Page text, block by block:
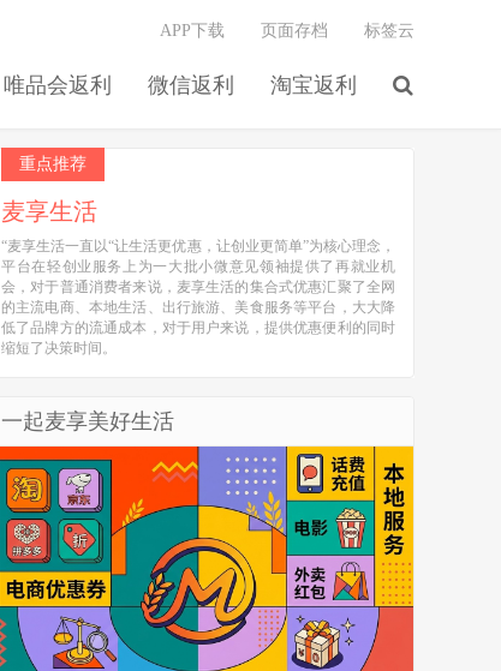
唯品会返利 微信返利 淘宝返利
APP下载 页面存档 标签云
重点推荐
麦享生活
“麦享生活一直以“让生活更优惠，让创业更简单”为核心理念，
平台在轻创业服务上为一大批小微意见领袖提供了再就业机
会，对于普通消费者来说，麦享生活的集合式优惠汇聚了全网
的主流电商、本地生活、出行旅游、美食服务等平台，大大降
低了品牌方的流通成本，对于用户来说，提供优惠便利的同时
缩短了决策时间。
一起麦享美好生活